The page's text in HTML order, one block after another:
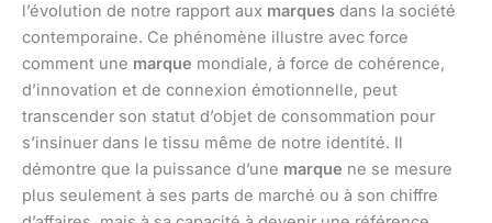
l’évolution de notre rapport aux marques dans la société
contemporaine. Ce phénomène illustre avec force
comment une marque mondiale, à force de cohérence,
d’innovation et de connexion émotionnelle, peut
transcender son statut d’objet de consommation pour
s’insinuer dans le tissu même de notre identité. Il
démontre que la puissance d’une marque ne se mesure
plus seulement à ses parts de marché ou à son chiffre